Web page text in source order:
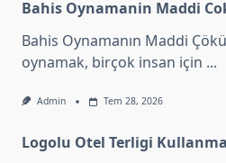
Bahis Oynamanin Maddi
Bahis Oynamanın Maddi
oynamak, birçok insan için ...
Admin Tem 28, 2026
Logolu Otel Terligi